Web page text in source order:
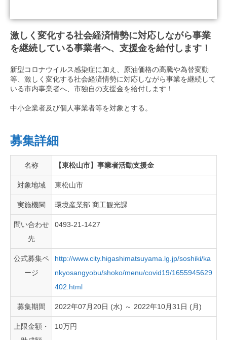
激しく変化する社会経済情勢に対応しながら事業
を継続している事業者へ、支援金を給付します！
新型コロナウイルス感染症に加え、原油価格の高騰や為替変動
等、激しく変化する社会経済情勢に対応しながら事業を継続して
いる市内事業者へ、市独自の支援金を給付します！
中小企業者及び個人事業者等を対象とする。
募集詳細
名称 【東松山市】事業者活動支援金
対象地域 東松山市
実施機関 環境産業部 商工観光課
問い合わせ
先
0493-21-1427
公式募集ペ
ージ
http://www.city.higashimatsuyama.lg.jp/soshiki/ka
nkyosangyobu/shoko/menu/covid19/1655945629
402.html
募集期間 2022年07月20日 (水) ～ 2022年10月31日 (月)
上限金額・
10万円